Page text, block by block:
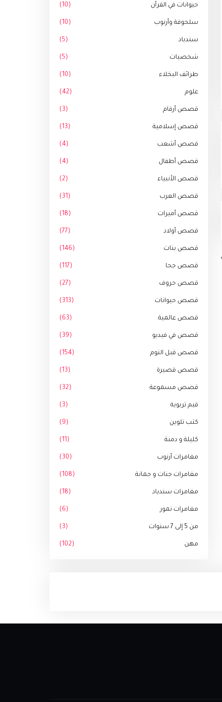
حيوانات في القرأن (10)
سلحوفة وأرنوب (10)
سندباد (5)
شخصيات (5)
طرائف البخلاء (10)
علوم (42)
قصص أرقام (3)
قصص إسلامية (13)
قصص أشعب (4)
قصص أطفال (4)
قصص الأنبياء (2)
قصص العرب (31)
قصص أميرات (18)
قصص أولاد (77)
قصص بنات (146)
قصص جحا (117)
قصص حروف (27)
قصص حيوانات (313)
قصص عالمية (63)
قصص في فيديو (39)
قصص قبل النوم (154)
قصص قصيرة (13)
قصص مسموعة (32)
قيم تربوية (3)
كتب تلوين (9)
كليلة و دمنة (11)
مغامرات أرنوب (30)
مغامرات جنات و جمانة (108)
مغامرات سندباد (18)
مغامرات نمور (6)
من 5 إلى 7 سنوات (3)
مهن (102)